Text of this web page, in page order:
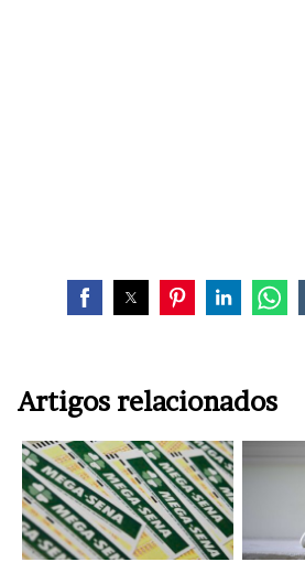
Artigos relacionados